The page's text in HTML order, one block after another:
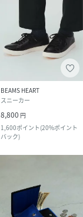
BEAMS HEART
スニーカー
8,800 円
1,600ポイント(20%ポイント
バック)